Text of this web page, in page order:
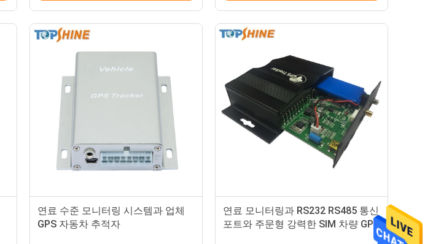
연료 수준 모니터링 시스템과 업체
GPS 자동차 추적자
연료 모니터링과 RS232 RS485 통신
포트와 주문형 강력한 SIM 차량 GPS